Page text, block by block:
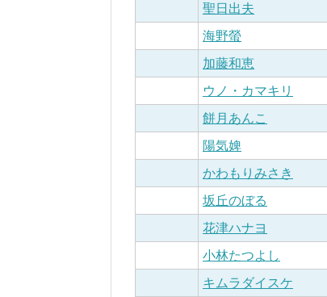
聖日出夫
海野螢
加藤和恵
ウノ・カマキリ
餅月あんこ
陽気婢
かわもりみさき
坂丘のぼる
花津ハナヨ
小林たつよし
キムラダイスケ